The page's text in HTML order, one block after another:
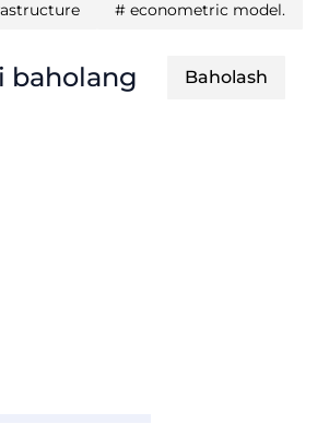
# econometric model.
baholang Baholash